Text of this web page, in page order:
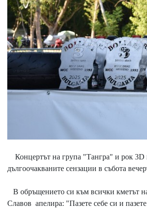
Концертът на група "Тангра" и рок 3D
дългоочакваните сензации в събота
В обръщението си към всички кметът
Славов апелира: "Пазете себе си и